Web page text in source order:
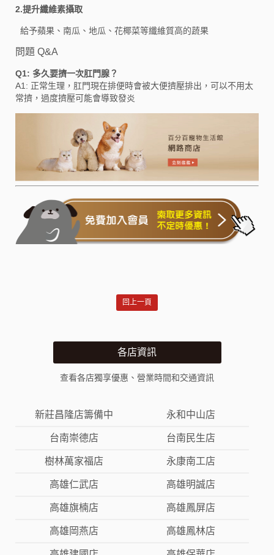
2.提升纖維素攝取
給予蘋果、南瓜、地瓜、花椰菜等纖維質高的蔬果
問題 Q&A
Q1: 多久要擠一次肛門腺？
A1: 正常生理，肛門現在排便時會被大便擠壓排出，可以不用太
常擠，過度擠壓可能會導致發炎
回上一頁
各店資訊
查看各店獨享優惠、營業時間和交通資訊
新莊昌隆店籌備中 永和中山店
台南崇德店 台南民生店
樹林萬家福店 永康南工店
高雄仁武店 高雄明誠店
高雄旗楠店 高雄鳳屏店
高雄岡燕店 高雄鳳林店